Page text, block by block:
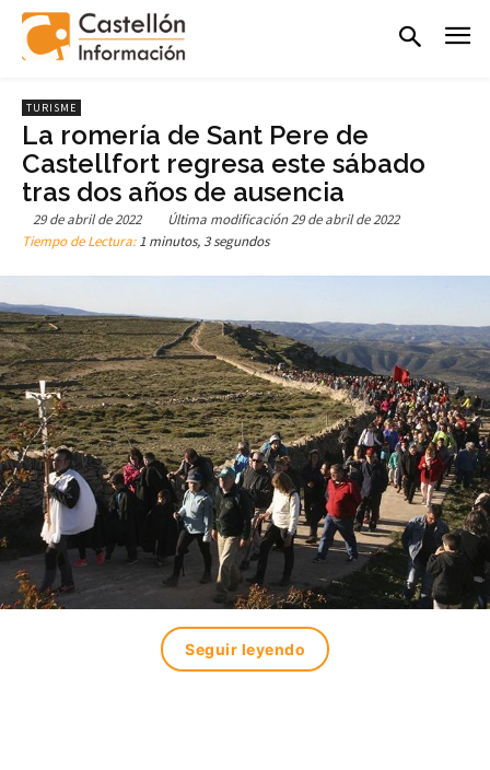
TURISME
La romería de Sant Pere de
Castellfort regresa este sábado
tras dos años de ausencia
29 de abril de 2022 Última modificación29 de abril de 2022
Tiempo de Lectura:1 minutos, 3 segundos
Seguir leyendo